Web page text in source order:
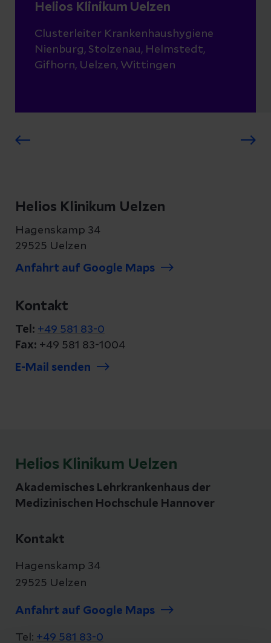
Helios Klinikum Uelzen
Clusterleiter Krankenhaushygiene
Nienburg, Stolzenau, Helmstedt,
Gifhorn, Uelzen, Wittingen
Helios Klinikum Uelzen
Hagenskamp 34
29525 Uelzen
Anfahrt auf Google Maps
Kontakt
Tel: +49 581 83-0
Fax: +49 581 83-1004
E-Mail senden
Helios Klinikum Uelzen
Akademisches Lehrkrankenhaus der
Medizinischen Hochschule Hannover
Kontakt
Hagenskamp 34
29525 Uelzen
Anfahrt auf Google Maps
Tel: +49 581 83-0